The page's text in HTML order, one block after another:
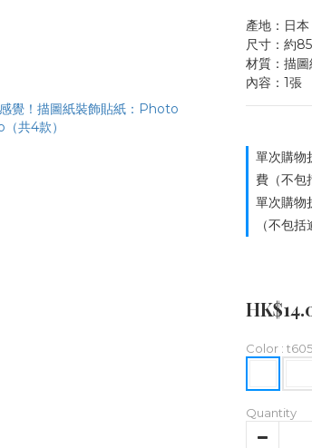
產地：日本
尺寸：約
材質：描圖
內容：1張
單次購物
費（不
單次購物
（不包
Color :
Quantity